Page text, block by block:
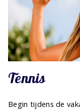
Tennis
Begin tijdens de